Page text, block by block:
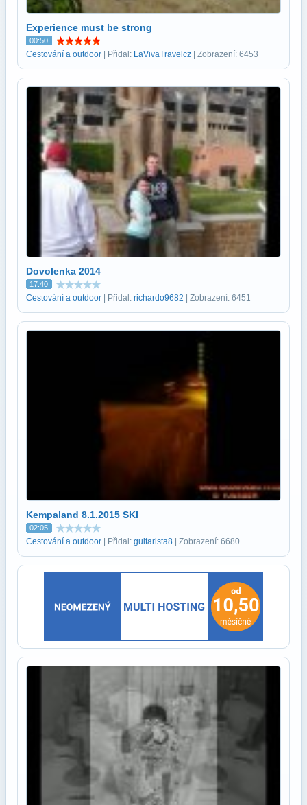
Experience must be strong
00:50
Cestování a outdoor | Přidal: LaVivaTravelcz | Zobrazení: 6453
Dovolenka 2014
17:40
Cestování a outdoor | Přidal: richardo9682 | Zobrazení: 6451
Kempaland 8.1.2015 SKI
02:05
Cestování a outdoor | Přidal: guitarista8 | Zobrazení: 6680